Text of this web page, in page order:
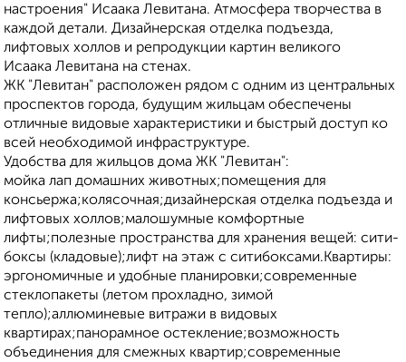
настроения" Исаака Левитана. Атмосфера творчества в
каждой детали. Дизайнерская отделка подъезда,
лифтовых холлов и репродукции картин великого
Исаака Левитана на стенах.
ЖК "Левитан" расположен рядом с одним из центральных
проспектов города, будущим жильцам обеспечены
отличные видовые характеристики и быстрый доступ ко
всей необходимой инфраструктуре.
Удобства для жильцов дома ЖК "Левитан":
мойка лап домашних животных;помещения для
консьержа;колясочная;дизайнерская отделка подъезда и
лифтовых холлов;малошумные комфортные
лифты;полезные пространства для хранения вещей: сити-
боксы (кладовые);лифт на этаж с ситибоксами.Квартиры:
эргономичные и удобные планировки;современные
стеклопакеты (летом прохладно, зимой
тепло);аллюминевые витражи в видовых
квартирах;панорамное остекление;возможность
объединения для смежных квартир;современные